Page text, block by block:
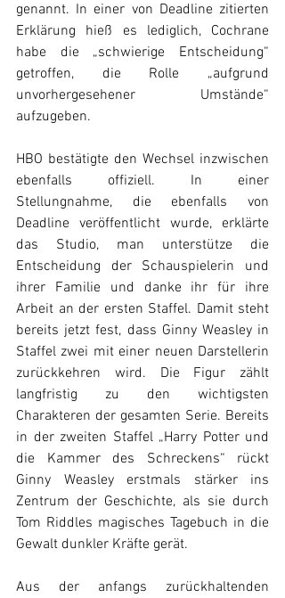
genannt. In einer von Deadline zitierten
Erklärung hieß es lediglich, Cochrane
habe die „schwierige Entscheidung“
getroffen, die Rolle „aufgrund
unvorhergesehener Umstände“
aufzugeben.
HBO bestätigte den Wechsel inzwischen
ebenfalls offiziell. In einer
Stellungnahme, die ebenfalls von
Deadline veröffentlicht wurde, erklärte
das Studio, man unterstütze die
Entscheidung der Schauspielerin und
ihrer Familie und danke ihr für ihre
Arbeit an der ersten Staffel. Damit steht
bereits jetzt fest, dass Ginny Weasley in
Staffel zwei mit einer neuen Darstellerin
zurückkehren wird. Die Figur zählt
langfristig zu den wichtigsten
Charakteren der gesamten Serie. Bereits
in der zweiten Staffel „Harry Potter und
die Kammer des Schreckens“ rückt
Ginny Weasley erstmals stärker ins
Zentrum der Geschichte, als sie durch
Tom Riddles magisches Tagebuch in die
Gewalt dunkler Kräfte gerät.
Aus der anfangs zurückhaltenden